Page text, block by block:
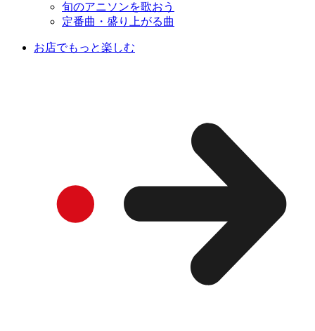
旬のアニソンを歌おう
定番曲・盛り上がる曲
お店でもっと楽しむ